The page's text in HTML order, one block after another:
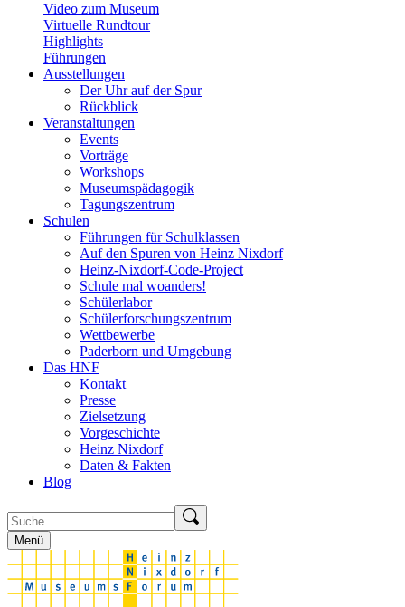
Video zum Museum
Virtuelle Rundtour
Highlights
Führungen
Ausstellungen
Der Uhr auf der Spur
Rückblick
Veranstaltungen
Events
Vorträge
Workshops
Museumspädagogik
Tagungszentrum
Schulen
Führungen für Schulklassen
Auf den Spuren von Heinz Nixdorf
Heinz-Nixdorf-Code-Project
Schule mal woanders!
Schülerlabor
Schülerforschungszentrum
Wettbewerbe
Paderborn und Umgebung
Das HNF
Kontakt
Presse
Zielsetzung
Vorgeschichte
Heinz Nixdorf
Daten & Fakten
Blog
Menü